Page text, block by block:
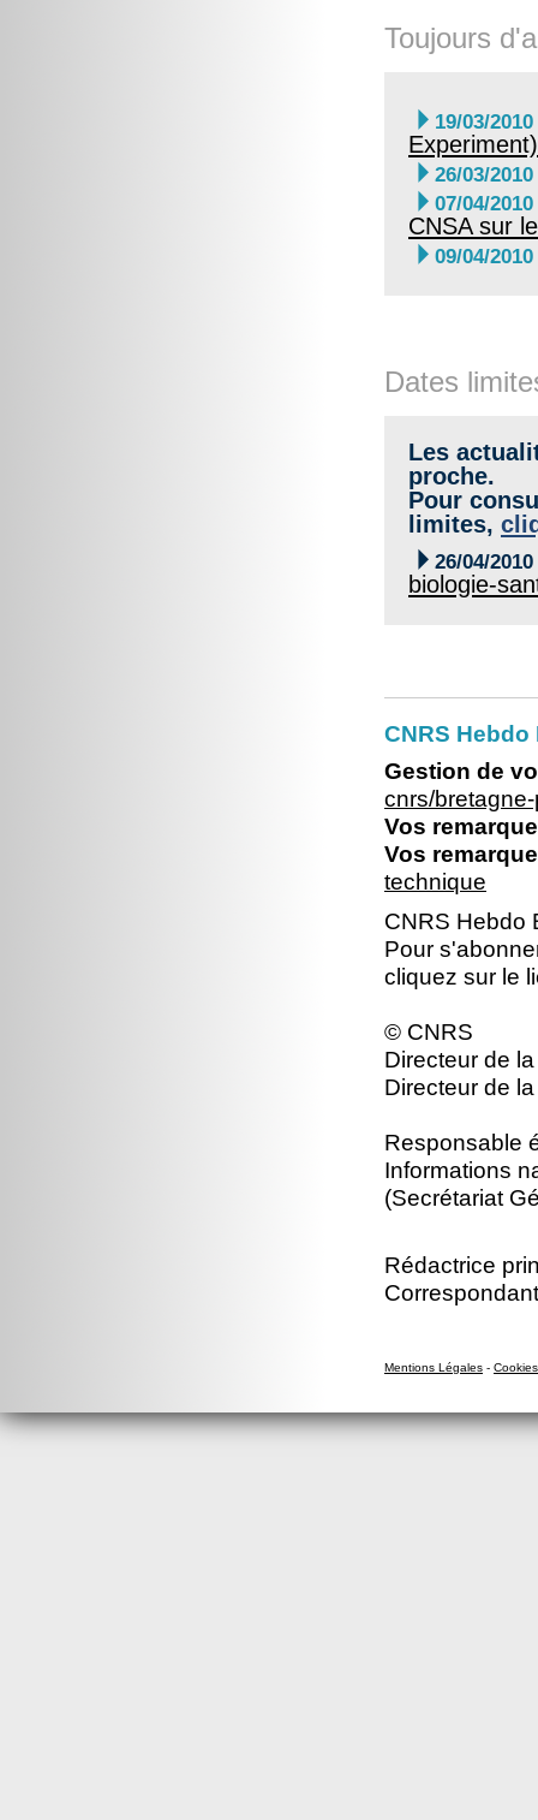
Toujours
 19/03/2010
 26/03/2010
 07/04/2010
CNSA sur
 09/04/2010
Dates
Les
proche.
Pour
limites,
 26/04/2010
biologie-
CNRS
Gestion de
cnrs/
Vos
Vos
technique
CNRS Hebdo
Pour
cliquez sur le
© CNRS
Directeur de
Directeur de
Responsable
Informations
(Secrétariat
Rédactrice
Mentions Légales - Cookies